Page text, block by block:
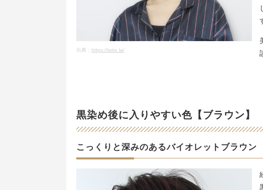
出典： https://latte.la/
黒染め後に入りやすい色【ブラウン】
こっくりと深みのあるバイオレットブラウン